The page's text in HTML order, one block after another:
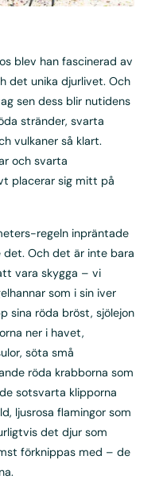
blev han fascinerad av
det unika djurlivet. Och
sen dess blir nutidens
stränder, svarta
vulkaner så klart.
och svarta
placerar sig mitt på
regeln inpräntade
Och det är inte bara
vara skygga – vi
som i sin iver
sina röda bröst, sjölejon
ner i havet,
söta små
röda krabborna som
sotsvarta klipporna
ljusrosa flamingor som
det djur som
förknippas med – de